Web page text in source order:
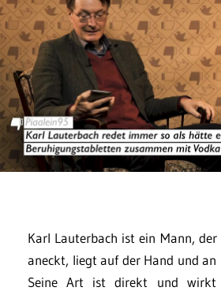
Karl Lauterbach ist ein Mann,
aneckt, liegt auf der Hand und an
Seine Art ist direkt und wirkt